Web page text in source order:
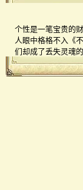
个性是一笔宝贵的
人眼中格格不入《
们却成了丢失灵魂